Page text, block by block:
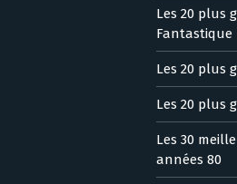
Les 20 plus
Fantastique
Les 20 plus
Les 20 plus
Les 30
années 80